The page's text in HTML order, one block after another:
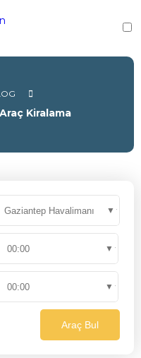
KURUMSAL
BANKA
Kiralama
Araç Bul